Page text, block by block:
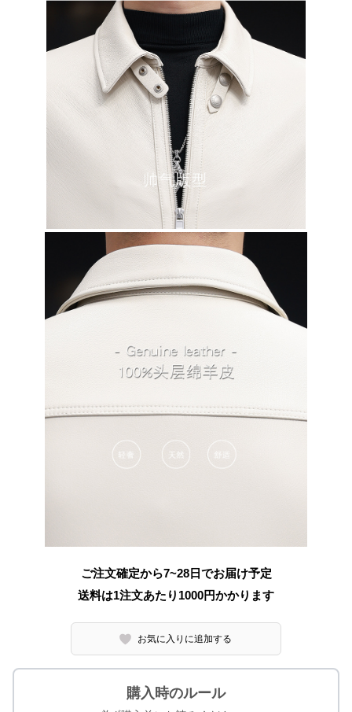
ご注文確定から7~28日でお届け予定
送料は1注文あたり 1000円かかります
お気に入りに追加する
購入時のルール